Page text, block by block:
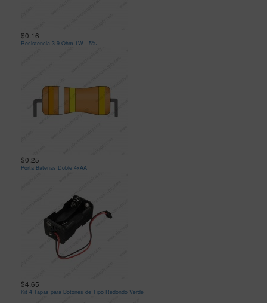
$0.16
Resistencia 3.9 Ohm 1W - 5%
$0.25
Porta Baterias Doble 4xAA
$4.65
Kit 4 Tapas para Botones de Tipo Redondo Verde